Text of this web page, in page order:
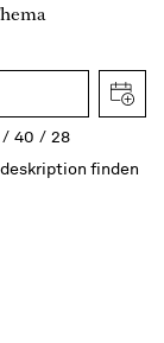
40
28
finden